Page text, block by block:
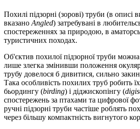
Похилі підзорні (зорові) труби (в описі
вказано Angled) затребувані в
спостереженнях за природою, в
туристичних походах.
Об'єктив похилої підзорної труби
лише злегка змінивши положення
трубу довелося б дивитися, сильно
Така особливість похилих труб робить
бьордингу (birding) і діджископінгу (
спостережень за птахами та цифрової
ручні підзорні труби частіше роблять
через більшу компактність вигнутого